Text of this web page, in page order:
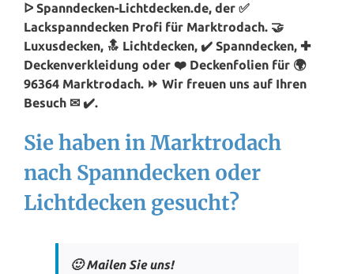
ᐅ Spanndecken-Lichtdecken.de, der ✅
Lackspanndecken Profi für Marktrodach. 🤝
Luxusdecken, 🔝 Lichtdecken, ✔️ Spanndecken, ✚
Deckenverkleidung oder ❤️ Deckenfolien für 🌍
96364 Marktrodach. ⏩ Wir freuen uns auf Ihren
Besuch ✉ ✔️.
Sie haben in Marktrodach
nach Spanndecken oder
Lichtdecken gesucht?
🙂 Mailen Sie uns!